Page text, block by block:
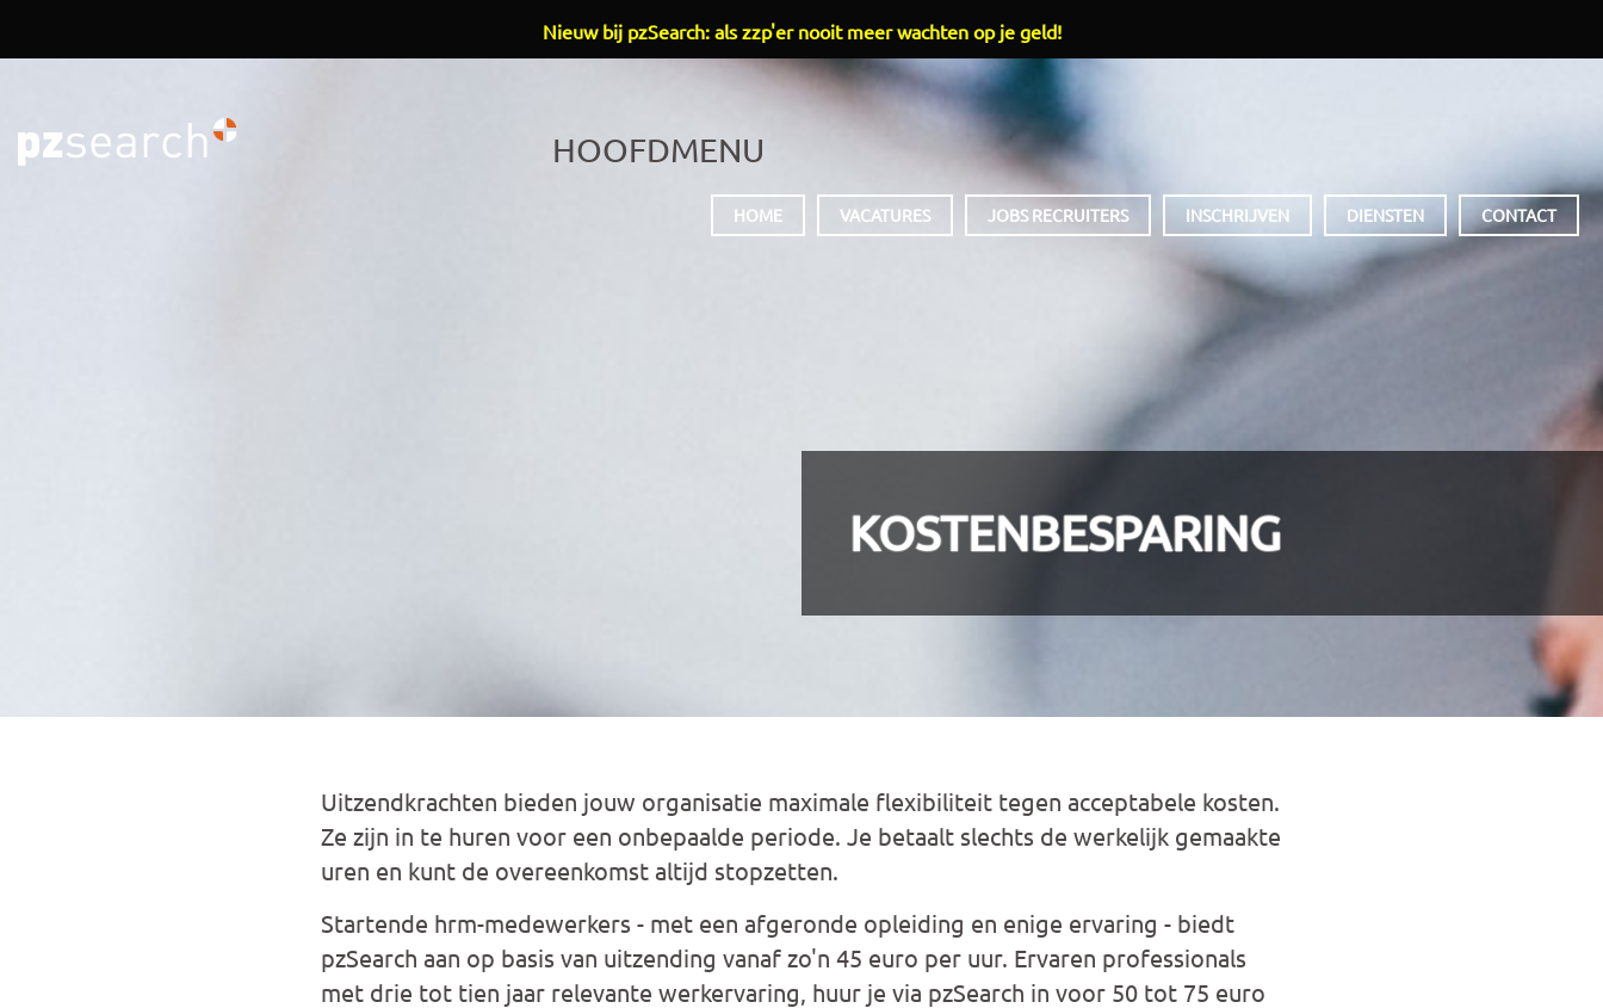
HOOFDMENU
HOME VACATURES JOBS RECRUITERS INSCHRIJVEN DIENSTEN CONTACT
KOSTENBESPARING
Uitzendkrachten bieden jouw organisatie maximale flexibiliteit tegen acceptabele kosten.
Ze zijn in te huren voor een onbepaalde periode. Je betaalt slechts de werkelijk gemaakte
uren en kunt de overeenkomst altijd stopzetten.
Startende hrm-medewerkers - met een afgeronde opleiding en enige ervaring - biedt
pzSearch aan op basis van uitzending vanaf zo'n 45 euro per uur. Ervaren professionals
met drie tot tien jaar relevante werkervaring, huur je via pzSearch in voor 50 tot 75 euro
Nieuw bij pzSearch: als zzp'er nooit meer wachten op je geld!